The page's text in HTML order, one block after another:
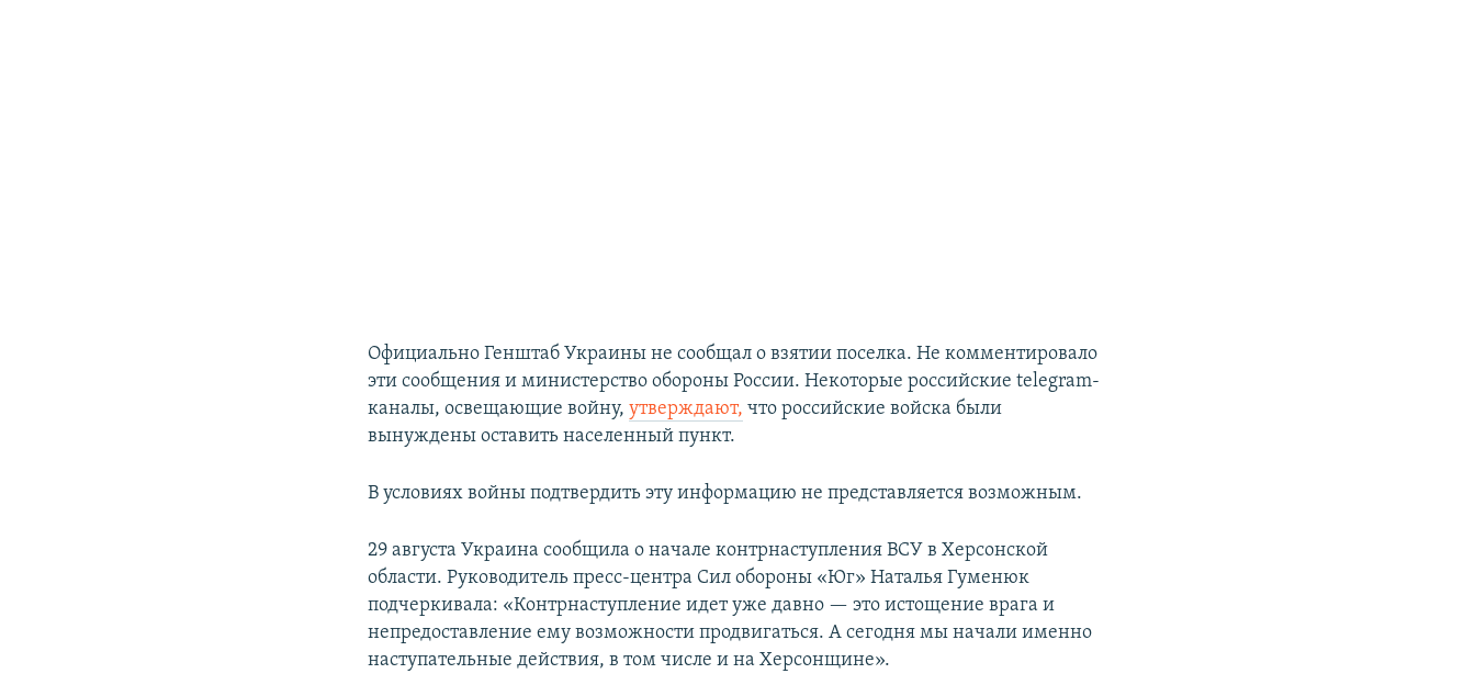
Официально Генштаб Украины не сообщал о взятии поселка. Не комментировало
эти сообщения и министерство обороны России. Некоторые российские telegram-
каналы, освещающие войну,утверждают, что российские войска были
вынуждены оставить населенный пункт.
В условиях войны подтвердить эту информацию не представляется возможным.
29 августа Украина сообщила о начале контрнаступления ВСУ в Херсонской
области. Руководитель пресс-центра Сил обороны «Юг» Наталья Гуменюк
подчеркивала: «Контрнаступление идет уже давно — это истощение врага и
непредоставление ему возможности продвигаться. А сегодня мы начали именно
наступательные действия, в том числе и на Херсонщине».